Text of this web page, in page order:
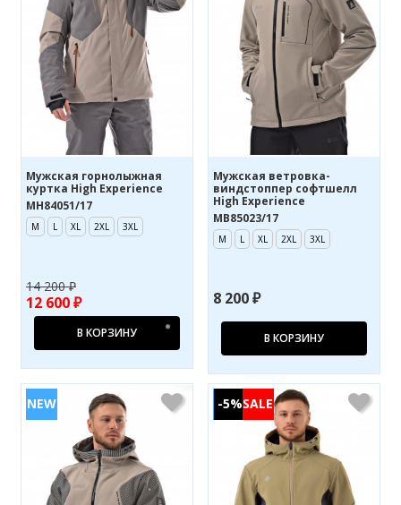
Мужская горнолыжная
куртка High Experience
MH84051/17
M L XL 2XL 3XL
14 200 ₽
12 600 ₽
В КОРЗИНУ
Мужская ветровка-
виндстоппер софтшелл
High Experience
MB85023/17
M L XL 2XL 3XL
8 200 ₽
В КОРЗИНУ
-5%